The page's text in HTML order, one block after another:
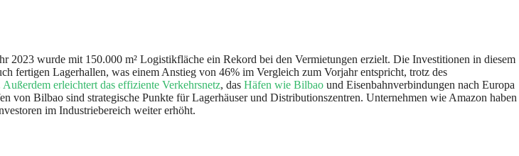
2023 wurde mit 150.000 m² Logistikfläche ein Rekord bei den Vermietungen erzielt. Die Investitionen in diesem
fertigen Lagerhallen, was einem Anstieg von 46% im Vergleich zum Vorjahr entspricht, trotz des
Außerdem erleichtert das effiziente Verkehrsnetz, das Häfen wie Bilbao und Eisenbahnverbindungen nach Europa
Bilbao sind strategische Punkte für Lagerhäuser und Distributionszentren. Unternehmen wie Amazon haben
im Industriebereich weiter erhöht.